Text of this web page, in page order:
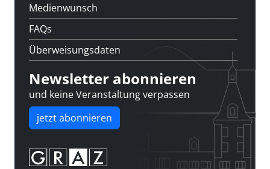
Medienwunsch
FAQs
Überweisungsdaten
Newsletter abonnieren
und keine Veranstaltung verpassen
jetzt abonnieren